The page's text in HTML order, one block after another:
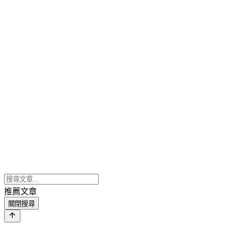
推薦文章
關閉搜尋